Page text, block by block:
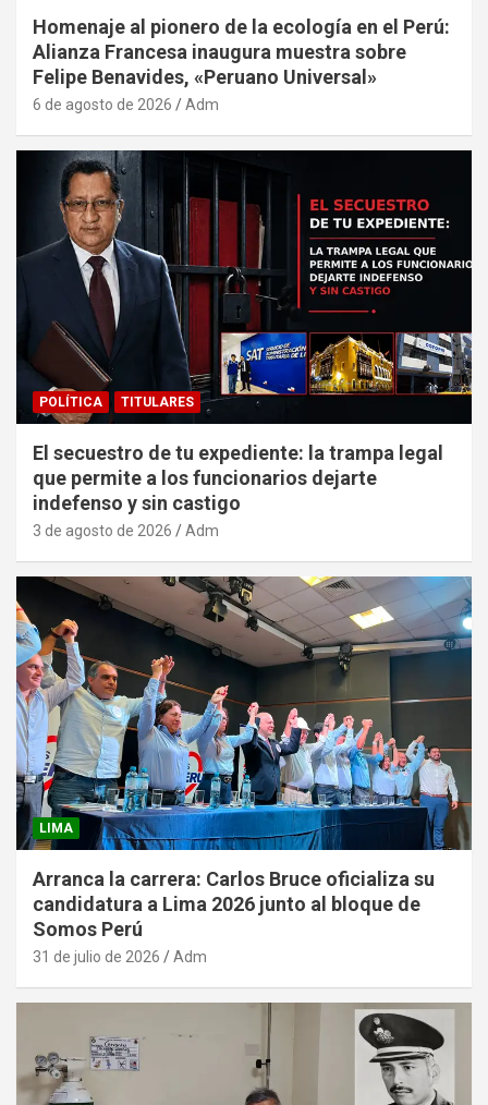
Homenaje al pionero de la ecología en el Perú:
Alianza Francesa inaugura muestra sobre
Felipe Benavides, «Peruano Universal»
6 de agosto de 2026 Adm
POLÍTICA TITULARES
El secuestro de tu expediente: la trampa legal
que permite a los funcionarios dejarte
indefenso y sin castigo
3 de agosto de 2026 Adm
LIMA
Arranca la carrera: Carlos Bruce oficializa su
candidatura a Lima 2026 junto al bloque de
Somos Perú
31 de julio de 2026 Adm